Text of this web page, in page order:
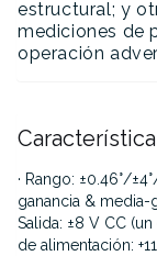
estructural; y
mediciones de
operación
· Rango: ±0.46°/
ganancia & media-
Salida: ±8 V CC
de alimentación: